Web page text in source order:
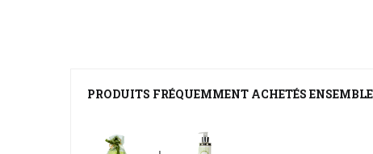
PRODUITS FRÉQUEMMENT ACHETÉS ENSEMBLE